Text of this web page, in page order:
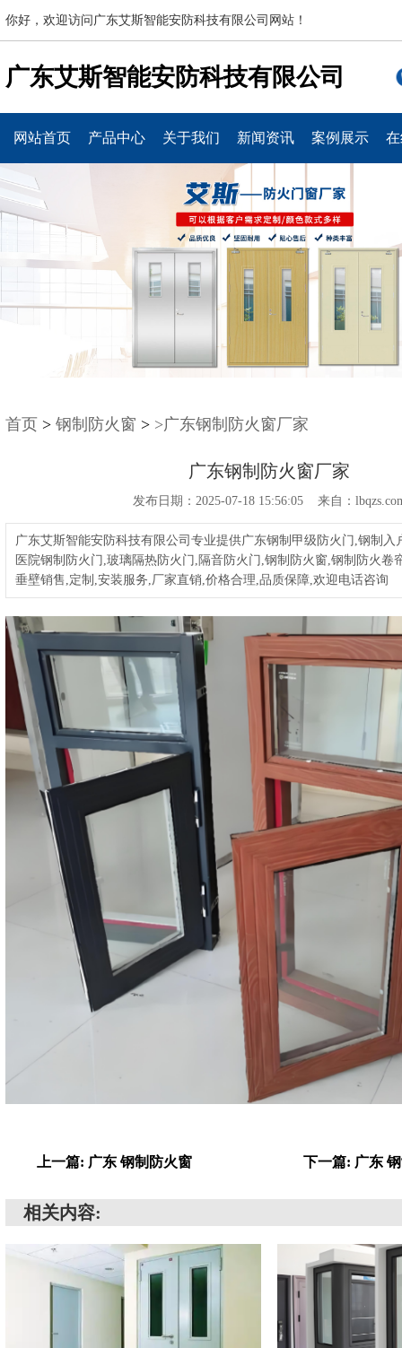
你好，欢迎访问广东艾斯智能安防科技有限公司网站！
广东艾斯智能安防科技有限公司
网站首页 产品中心 关于我们 新闻资讯 案例展示
首页 > 钢制防火窗 > >广东钢制防火窗厂家
广东钢制防火窗厂家
发布日期：2025-07-18 15:56:05 来自：
广东艾斯智能安防科技有限公司专业提供广东钢制甲级防火门,钢制入
医院钢制防火门,玻璃隔热防火门,隔音防火门,钢制防火窗,钢制防火卷
垂壁销售,定制,安装服务,厂家直销,价格合理,品质保障,欢迎电话咨询
上一篇: 广东 钢制防火窗 下一篇: 广东
相关内容: